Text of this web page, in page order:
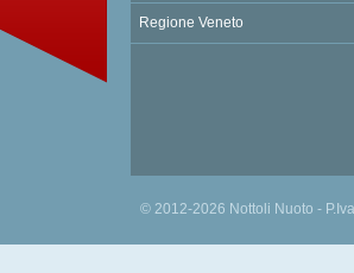
Regione Veneto
© 2012-2026 Nottoli Nuoto -